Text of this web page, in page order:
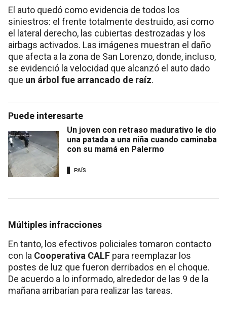
El auto quedó como evidencia de todos los
siniestros: el frente totalmente destruido, así como
el lateral derecho, las cubiertas destrozadas y los
airbags activados. Las imágenes muestran el daño
que afecta a la zona de San Lorenzo, donde, incluso,
se evidenció la velocidad que alcanzó el auto dado
que un árbol fue arrancado de raíz.
Puede interesarte
Un joven con retraso madurativo le dio
una patada a una niña cuando caminaba
con su mamá en Palermo
PAÍS
Múltiples infracciones
En tanto, los efectivos policiales tomaron contacto
con la Cooperativa CALF para reemplazar los
postes de luz que fueron derribados en el choque.
De acuerdo a lo informado, alrededor de las 9 de la
mañana arribarían para realizar las tareas.